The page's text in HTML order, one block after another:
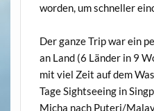
worden, um schneller
Der ganze Trip war ein
an Land (6 Länder in 9
mit viel Zeit auf dem
Tage Sightseeing in
Micha nach Puteri/